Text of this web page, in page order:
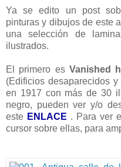
Ya se edito un post
pinturas y dibujos de este
una selección de
ilustrados.
El primero es Vanished
(Edificios desaparecidos
en 1917 con más de 30
negro, pueden ver y/o
este ENLACE . Para ver
cursor sobre ellas, para